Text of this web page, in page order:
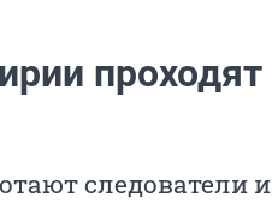
проходят
следователи и